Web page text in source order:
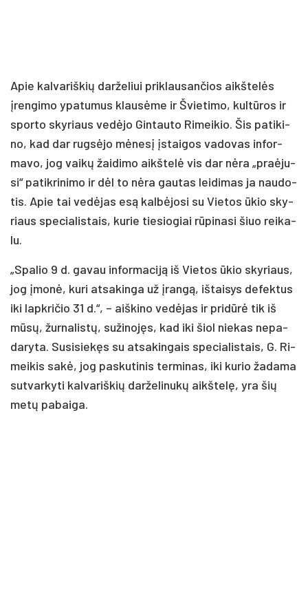
Apie kal­va­riš­kių dar­že­liui pri­klau­san­čios aikš­te­lės
įren­gi­mo ypa­tu­mus klau­sė­me ir Švie­ti­mo, kul­tū­ros ir
spor­to sky­riaus ve­dė­jo Gin­tau­to Ri­mei­kio. Šis pa­ti­ki­
no, kad dar rug­sė­jo mė­ne­sį įstai­gos va­do­vas in­for­
ma­vo, jog vai­kų žai­di­mo aikš­te­lė vis dar nė­ra „praė­ju­
si“ pa­tik­ri­ni­mo ir dėl to nė­ra gau­tas lei­di­mas ja nau­do­
tis. Apie tai ve­dė­jas esą kal­bė­jo­si su Vie­tos ūkio sky­
riaus spe­cia­lis­tais, ku­rie tie­sio­giai rū­pi­na­si šiuo rei­ka­
lu.
„Spa­lio 9 d. ga­vau in­for­ma­ci­ją iš Vie­tos ūkio sky­riaus,
jog įmo­nė, ku­ri at­sa­kin­ga už įran­gą, iš­tai­sys de­fek­tus
iki lapk­ri­čio 31 d.“, – aiš­ki­no ve­dė­jas ir pri­dū­rė tik iš
mū­sų, žur­na­lis­tų, su­ži­no­jęs, kad iki šiol nie­kas ne­pa­
da­ry­ta. Su­si­sie­kęs su at­sa­kin­gais spe­cia­lis­tais, G. Ri­
mei­kis sa­kė, jog pa­sku­ti­nis ter­mi­nas, iki ku­rio ža­da­ma
su­tvar­ky­ti kal­va­riš­kių dar­že­li­nu­kų aikš­te­lę, yra šių
me­tų pa­bai­ga.